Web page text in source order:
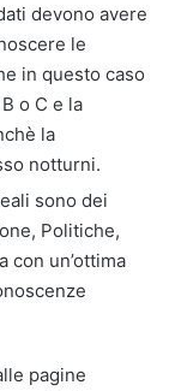
devono avere
le
in questo caso
o C e la
la
notturni.
sono dei
Politiche,
con un’ottima
pagine